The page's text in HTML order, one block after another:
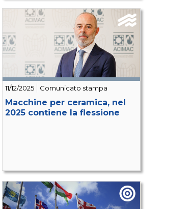
11/12/2025 Comunicato stampa
Macchine per ceramica, nel
2025 contiene la flessione